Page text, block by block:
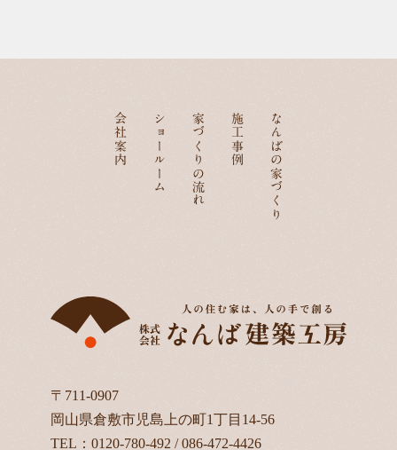
なんばの家づくり
施工事例
家づくりの流れ
ショールーム
会社案内
〒711-0907
岡山県倉敷市児島上の町1丁目14-56
TEL： 0120-780-492 /086-472-4426